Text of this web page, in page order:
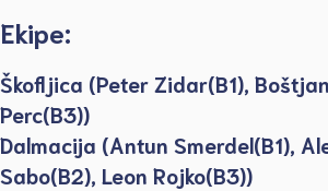
Ekipe:
Škofljica (Peter Zidar(B1),
Perc(B3))
Dalmacija (Antun Smerdel(B1),
Sabo(B2), Leon Rojko(B3))